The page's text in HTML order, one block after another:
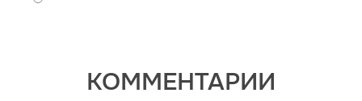
КОММЕНТАРИИ